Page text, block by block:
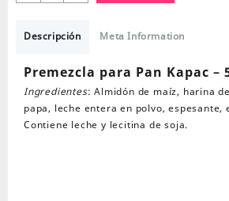
Kapac
500
grs
cantidad
Descripción Meta Information
Premezcla para Pan Kapac –
Ingredientes: Almidón de maíz, harina
papa, leche entera en polvo, espesante,
Contiene leche y lecitina de soja.